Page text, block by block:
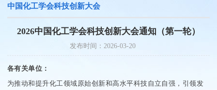
中国化工学会科技创新大会
2026中国化工学会科技创新大会通知（第一轮）
发布时间：2026-03-20
各有关单位：
为推动和提升化工领域原始创新和高水平科技自立自强，引领发